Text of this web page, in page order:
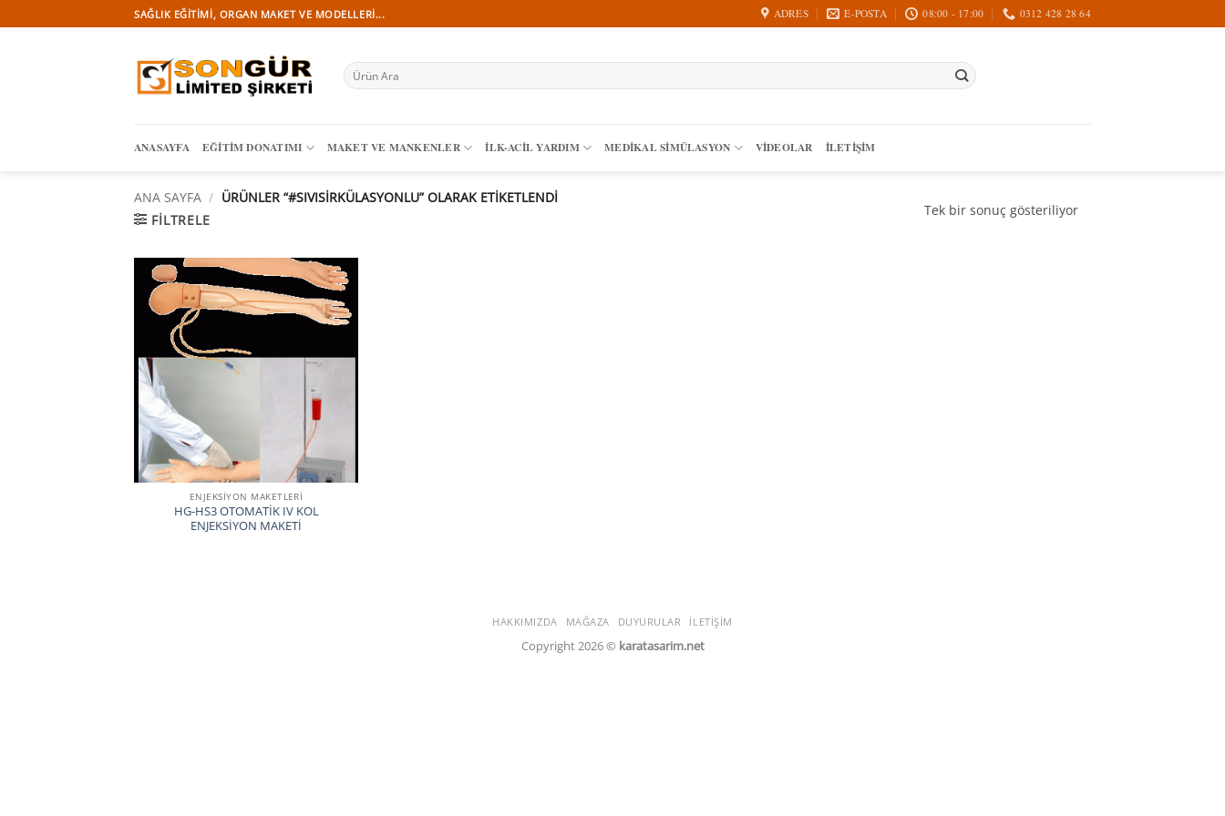
atla
SAĞLIK EĞITIMI, ORGAN MAKET VE MODELLERI... ADRES E-POSTA 08:00 - 17:00 0312 428 28 64
Ara:
ANASAYFA EĞITIM DONATIMI MAKET VE MANKENLER İLK-ACIL YARDIM MEDIKAL SIMÜLASYON VİDEOLAR İLETIŞIM
ANA SAYFA / ÜRÜNLER “#SIVISIRKÜLASYONLU” OLARAK ETIKETLENDI
FILTRELE
Tek bir sonuç gösteriliyor
ENJEKSİYON MAKETLERİ
HG-HS3 OTOMATİK IV KOL
ENJEKSİYON MAKETİ
HAKKIMIZDA MAĞAZA DUYURULAR İLETIŞIM
Copyright 2026 © karatasarim.net